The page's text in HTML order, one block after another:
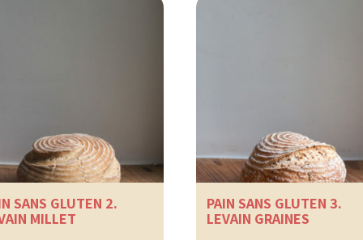
SANS GLUTEN 2.
MILLET
PAIN SANS GLUTEN 3.
LEVAIN GRAINES